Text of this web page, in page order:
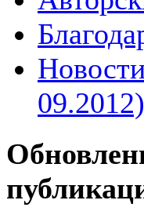
09.2012)